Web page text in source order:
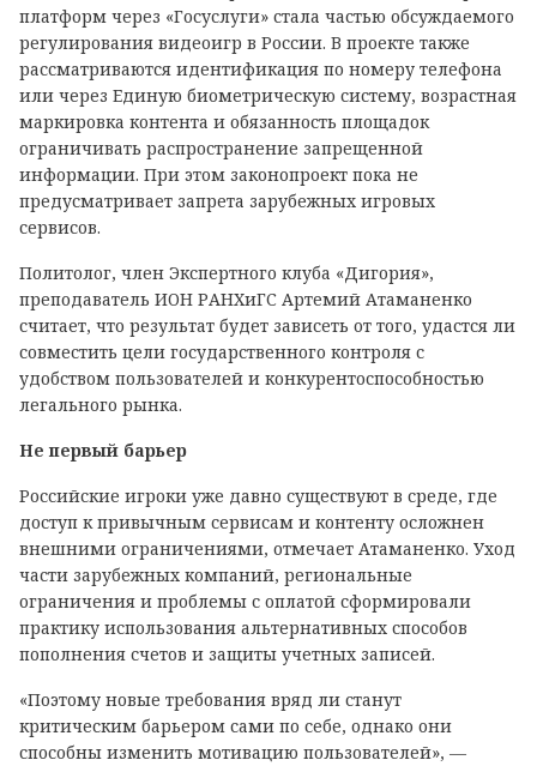
платформ через «Госуслуги» стала частью обсуждаемого
регулирования видеоигр в России. В проекте также
рассматриваются идентификация по номеру телефона
или через Единую биометрическую систему, возрастная
маркировка контента и обязанность площадок
ограничивать распространение запрещенной
информации. При этом законопроект пока не
предусматривает запрета зарубежных игровых
сервисов.
Политолог, член Экспертного клуба «Дигория»,
преподаватель ИОН РАНХиГС Артемий Атаманенко
считает, что результат будет зависеть от того, удастся ли
совместить цели государственного контроля с
удобством пользователей и конкурентоспособностью
легального рынка.
Не первый барьер
Российские игроки уже давно существуют в среде, где
доступ к привычным сервисам и контенту осложнен
внешними ограничениями, отмечает Атаманенко. Уход
части зарубежных компаний, региональные
ограничения и проблемы с оплатой сформировали
практику использования альтернативных способов
пополнения счетов и защиты учетных записей.
«Поэтому новые требования вряд ли станут
критическим барьером сами по себе, однако они
способны изменить мотивацию пользователей», —